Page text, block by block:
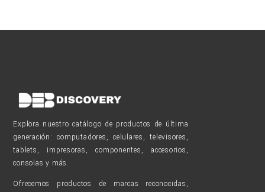
Explora nuestro catálogo de productos de última
generación: computadores, celulares, televisores,
tablets, impresoras, componentes, accesorios,
consolas y más.
Ofrecemos productos de marcas reconocidas,